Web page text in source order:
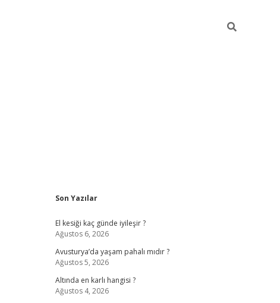
Sidebar
Son Yazılar
El kesiği kaç günde iyileşir ?
Ağustos 6, 2026
Avusturya’da yaşam pahalı mıdır ?
Ağustos 5, 2026
Altında en karlı hangisi ?
Ağustos 4, 2026
ilbet giriş